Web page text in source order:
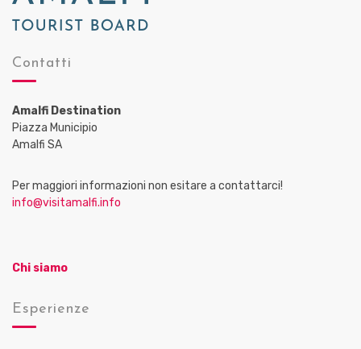
Contatti
Amalfi Destination
Piazza Municipio
Amalfi SA
Per maggiori informazioni non esitare a contattarci!
info@visitamalfi.info
Chi siamo
Esperienze